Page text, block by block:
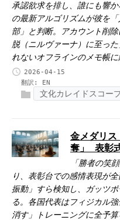
承認欲求を排し、誰にも響
の最新アルゴリズムが彼を
部」と判断。アカウント削
脱（ニルヴァーナ）に至っ
れないオフラインのメモ帳に
2026-04-15
翻訳: EN
文化カレイドスコー
金メダリス
奪」 表彰
「勝者の笑
り、表彰台での感情表現が
振動」すら検知し、ガッツ
る。各国代表はフィジカル
消す」トレーニングに全予算